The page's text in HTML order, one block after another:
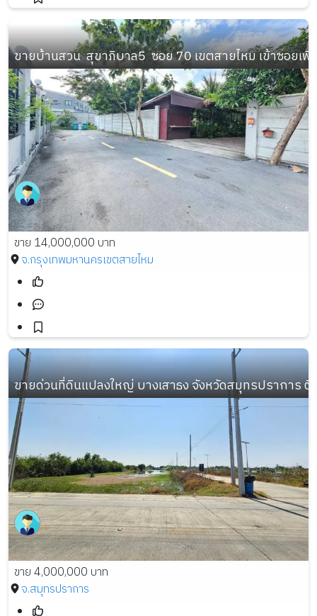
ขายบ้านสวน  สุขาภิบาล5  ซอย 70 เขตสายไหม เข้าซอยเพี
ขาย 14,000,000 บาท
จ.กรุงเทพมหานครเขตสายไหม
ขายด่วนที่ดินแปลงใหญ่ บางเสาธง จังหวัดสมุทรปราการ
ขาย 4,000,000 บาท
จ.สมุทรปราการ